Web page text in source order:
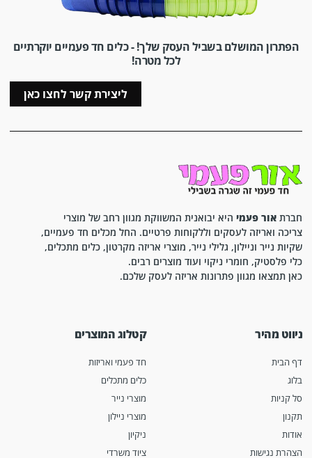
הפתרון המושלם בשביל העסק שלך! - כלים חד פעמיים יוקרתיים
לכל מטרה!
ליצירת קשר לחצו כאן
חברת אור פעמי היא יבואנית המשווקת מגוון רחב של מוצרי
צריכה ואריזה לעסקים וללקוחות פרטיים. החל מכלים חד פעמיים,
שקיות נייר וניילון, גלילי נייר, מוצרי אריזה מקרטון, כלים מתכלים,
כלי פלסטיק, חומרי ניקוי ועוד מוצרים רבים.
כאן תמצאו מגוון פתרונות אריזה לעסק שלכם.
ניווט מהיר
דף הבית
בלוג
סל קניות
תקנון
אודות
הצהרת נגישות
קטלוג המוצרים
חד פעמי ואריזות
כלים מתכלים
מוצרי נייר
מוצרי ניילון
ניקיון
ציוד משרדי